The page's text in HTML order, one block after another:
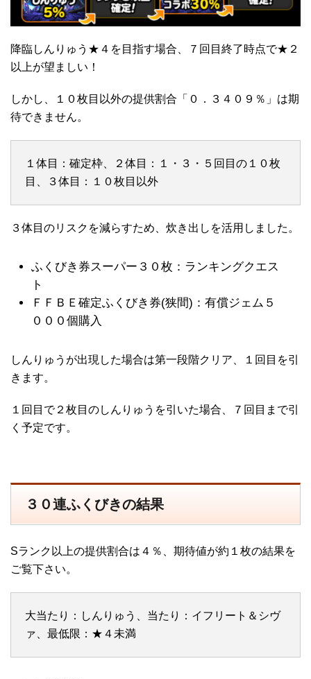
降臨しんりゅう★４を目指す場合、７回目終了時点で★２
以上が望ましい！
しかし、１０枚目以外の提供割合「０．３４０９％」は期
待できません。
１体目：確定枠、２体目：１・３・５回目の１０枚
目、３体目：１０枚目以外
３体目のリスクを減らすため、炊き出しを活用しました。
ふくびき券スーパー３０枚：ランキングクエス
ト
ＦＦＢＥ確定ふくびき券(狭間)：有償ジェム５
０００個購入
しんりゅうが出現した場合は第一段階クリア、１回目を引
きます。
１回目で２枚目のしんりゅうを引いた場合、７回目まで引
く予定です。
３０連ふくびきの結果
Sランク以上の提供割合は４％、期待値が約１枚の結果を
ご覧下さい。
大当たり：しんりゅう、当たり：イフリート＆シヴ
ァ、最低限：★４未満